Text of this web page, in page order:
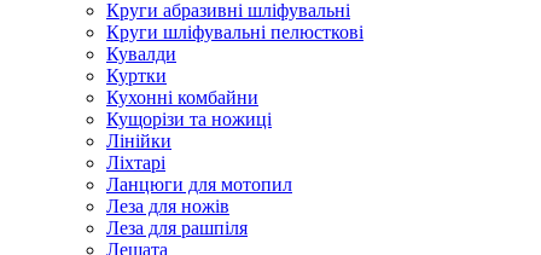
Круги абразивні шліфувальні
Круги шліфувальні пелюсткові
Кувалди
Куртки
Кухонні комбайни
Кущорізи та ножиці
Лінійки
Ліхтарі
Ланцюги для мотопил
Леза для ножів
Леза для рашпіля
Лещата